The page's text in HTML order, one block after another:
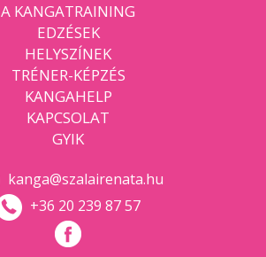
A KANGATRAINING
EDZÉSEK
HELYSZÍNEK
TRÉNER-KÉPZÉS
KANGAHELP
KAPCSOLAT
GYIK
kanga@szalairenata.hu
+36 20 239 87 57